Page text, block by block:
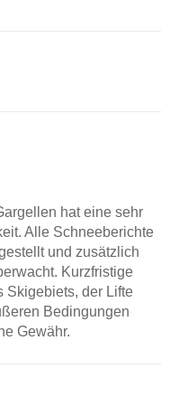
hat eine sehr
Alle Schneeberichte
und zusätzlich
Kurzfristige
Skigebiets, der Lifte
Bedingungen
Gewähr.